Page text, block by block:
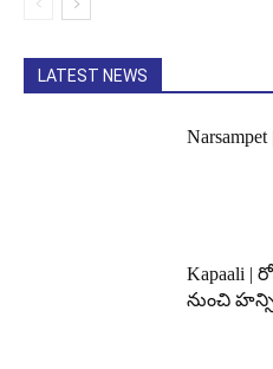
LATEST NEWS
Kapaali
నుంచి